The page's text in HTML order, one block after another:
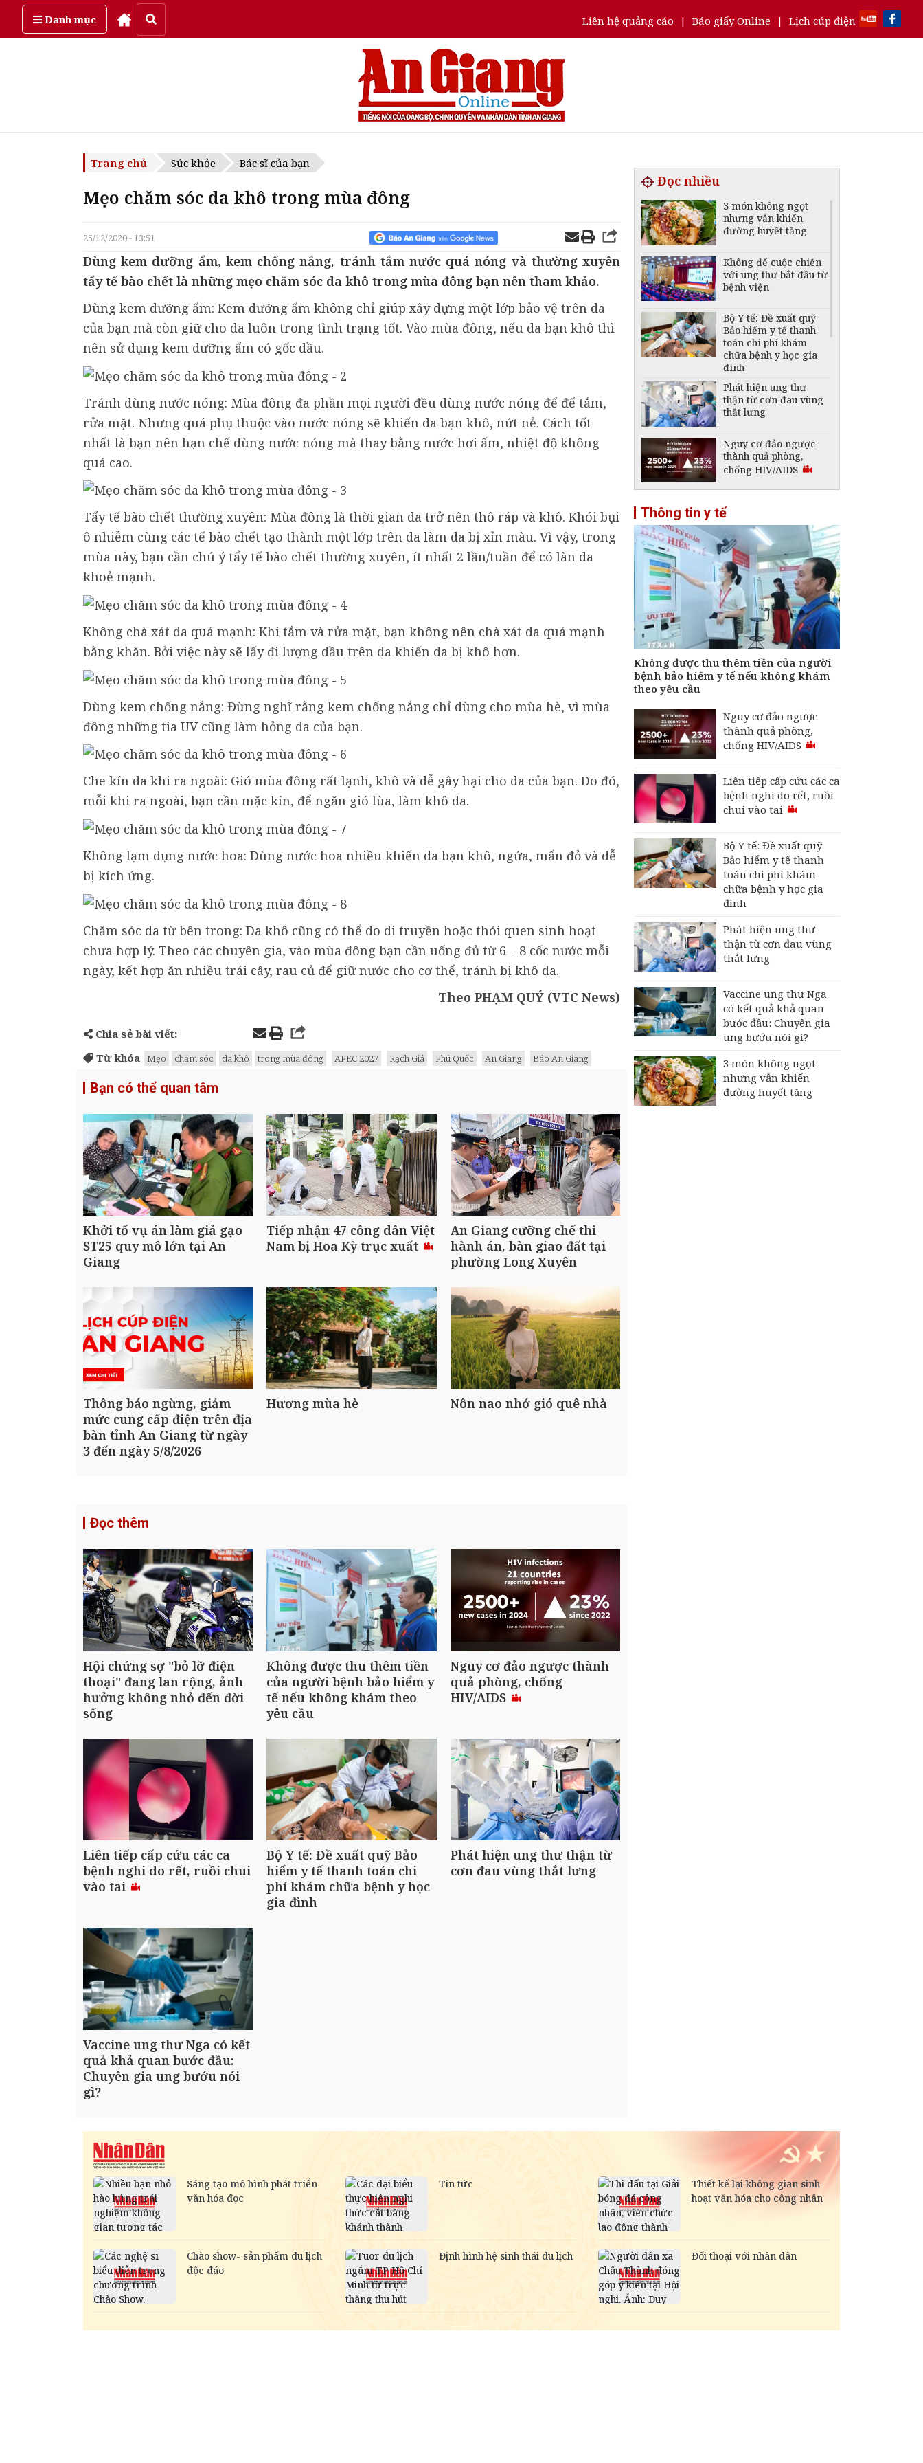
Danh mục Liên hệ quảng cáo | Báo giấy Online | Lịch cúp điện
Thứ năm, ngày 6/08/2026
Trang chủ Sức khỏe Bác sĩ của bạn
Mẹo chăm sóc da khô trong mùa đông
25/12/2020 - 13:51
Dùng kem dưỡng ẩm, kem chống nắng, tránh tắm nước quá nóng và thường xuyên
tẩy tế bào chết là những mẹo chăm sóc da khô trong mùa đông bạn nên tham khảo.
Dùng kem dưỡng ẩm: Kem dưỡng ẩm không chỉ giúp xây dựng một lớp bảo vệ trên da
của bạn mà còn giữ cho da luôn trong tình trạng tốt. Vào mùa đông, nếu da bạn khô thì
nên sử dụng kem dưỡng ẩm có gốc dầu.
Tránh dùng nước nóng: Mùa đông đa phần mọi người đều dùng nước nóng để để tắm,
rửa mặt. Nhưng quá phụ thuộc vào nước nóng sẽ khiến da bạn khô, nứt nẻ. Cách tốt
nhất là bạn nên hạn chế dùng nước nóng mà thay bằng nước hơi ấm, nhiệt độ không
quá cao.
Tẩy tế bào chết thường xuyên: Mùa đông là thời gian da trở nên thô ráp và khô. Khói bụi
ô nhiễm cùng các tế bào chết tạo thành một lớp trên da làm da bị xỉn màu. Vì vậy, trong
mùa này, bạn cần chú ý tẩy tế bào chết thường xuyên, ít nhất 2 lần/tuần để có làn da
khoẻ mạnh.
Không chà xát da quá mạnh: Khi tắm và rửa mặt, bạn không nên chà xát da quá mạnh
bằng khăn. Bởi việc này sẽ lấy đi lượng dầu trên da khiến da bị khô hơn.
Dùng kem chống nắng: Đừng nghĩ rằng kem chống nắng chỉ dùng cho mùa hè, vì mùa
đông những tia UV cũng làm hỏng da của bạn.
Che kín da khi ra ngoài: Gió mùa đông rất lạnh, khô và dễ gây hại cho da của bạn. Do đó,
mỗi khi ra ngoài, bạn cần mặc kín, để ngăn gió lùa, làm khô da.
Không lạm dụng nước hoa: Dùng nước hoa nhiều khiến da bạn khô, ngứa, mẩn đỏ và dễ
bị kích ứng.
Chăm sóc da từ bên trong: Da khô cũng có thể do di truyền hoặc thói quen sinh hoạt
chưa hợp lý. Theo các chuyên gia, vào mùa đông bạn cần uống đủ từ 6 – 8 cốc nước mỗi
ngày, kết hợp ăn nhiều trái cây, rau củ để giữ nước cho cơ thể, tránh bị khô da.
Theo PHẠM QUÝ (VTC News)
Chia sẻ bài viết:
Từ khóa
Mẹo chăm sóc da khô trong mùa đông APEC 2027 Rạch Giá Phú Quốc An Giang Báo An Giang
Bạn có thể quan tâm
Khởi tố vụ án làm giả gạo
ST25 quy mô lớn tại An
Giang
Tiếp nhận 47 công dân Việt
Nam bị Hoa Kỳ trục xuất
An Giang cưỡng chế thi
hành án, bàn giao đất tại
phường Long Xuyên
Thông báo ngừng, giảm
mức cung cấp điện trên địa
bàn tỉnh An Giang từ ngày
3 đến ngày 5/8/2026
Hương mùa hè Nôn nao nhớ gió quê nhà
Đọc thêm
Hội chứng sợ "bỏ lỡ điện
thoại" đang lan rộng, ảnh
hưởng không nhỏ đến đời
sống
Không được thu thêm tiền
của người bệnh bảo hiểm y
tế nếu không khám theo
yêu cầu
Nguy cơ đảo ngược thành
quả phòng, chống
HIV/AIDS
Liên tiếp cấp cứu các ca
bệnh nghi do rết, ruồi chui
vào tai
Bộ Y tế: Đề xuất quỹ Bảo
hiểm y tế thanh toán chi
phí khám chữa bệnh y học
gia đình
Phát hiện ung thư thận từ
cơn đau vùng thắt lưng
Vaccine ung thư Nga có kết
quả khả quan bước đầu:
Chuyên gia ung bướu nói
gì?
Đọc nhiều
3 món không ngọt
nhưng vẫn khiến
đường huyết tăng
Không để cuộc chiến
với ung thư bắt đầu từ
bệnh viện
Bộ Y tế: Đề xuất quỹ
Bảo hiểm y tế thanh
toán chi phí khám
chữa bệnh y học gia
đình
Phát hiện ung thư
thận từ cơn đau vùng
thắt lưng
Nguy cơ đảo ngược
thành quả phòng,
chống HIV/AIDS
ca bệnh nghi do rết,
ruồi chui vào tai
Vaccine ung thư Nga
có kết quả khả quan
bước đầu: Chuyên gia
ung bướu nói gì?
Không được thu thêm
tiền của người bệnh
bảo hiểm y tế nếu
không khám theo yêu
cầu
Hội chứng sợ "bỏ lỡ
không nhỏ đến đời
sống
Thông tin y tế
Không được thu thêm tiền của người
bệnh bảo hiểm y tế nếu không khám
theo yêu cầu
Nguy cơ đảo ngược
thành quả phòng,
chống HIV/AIDS
Liên tiếp cấp cứu các ca
bệnh nghi do rết, ruồi
chui vào tai
Bộ Y tế: Đề xuất quỹ
Bảo hiểm y tế thanh
toán chi phí khám
chữa bệnh y học gia
đình
Phát hiện ung thư
thận từ cơn đau vùng
thắt lưng
Vaccine ung thư Nga
có kết quả khả quan
bước đầu: Chuyên gia
ung bướu nói gì?
3 món không ngọt
nhưng vẫn khiến
đường huyết tăng